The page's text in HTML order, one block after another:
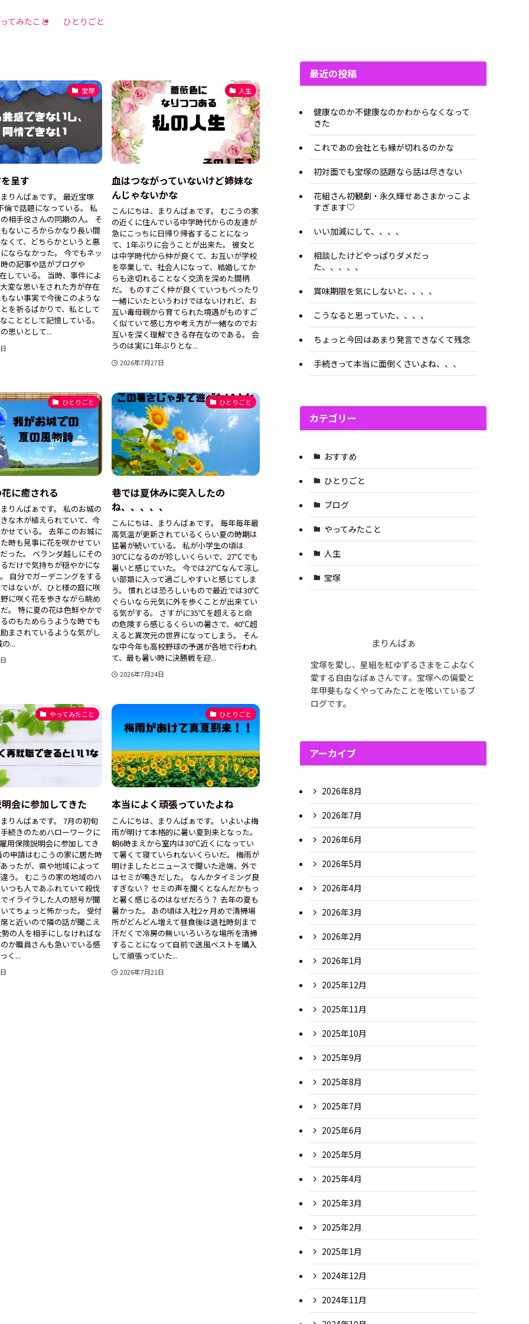
てみたこと ひとりごと
宝塚
呈す
りんばぁです。 最近宝塚
倫で話題になっている。 私
相手役さんの同期の人。 そ
ないころからかなり長い間
くて、どちらかというと悪
ならなかった。 今でもネッ
の記事や話がブログや
している。 当時、事件によ
変な思いをされた方が存在
ない事実で今後このような
を祈るばかりで、私として
こととして記憶している。
思いとして...
人生
血はつながっていないけど姉妹な
んじゃないかな
こんにちは、まりんばぁです。 むこうの家
の近くに住んでいる中学時代からの友達が
急にこっちに日帰り帰省することになっ
て、1年ぶりに会うことが出来た。 彼女と
は中学時代から仲が良くて、お互いが学校
を卒業して、社会人になって、結婚してか
らも途切れることなく交流を深めた間柄
だ。 ものすごく仲が良くていつもべったり
一緒にいたというわけではないけれど、お
互い毒母親から育てられた境遇がものすご
く似ていて感じ方や考え方が一緒なのでお
互いを深く理解できる存在なのである。 会
うのは実に1年ぶりとな...
2026年7月27日
ひとりごと
に癒される
りんばぁです。 私のお城の
な木が植えられていて、今
せている。 去年このお城に
時も見事に花を咲かせてい
った。 ベランダ越しにその
だけで気持ちが穏やかにな
自分でガーデニングをする
はないが、ひと様の庭に咲
に咲く花を歩きながら眺め
。 特に夏の花は色鮮やかで
のもためらうような時でも
まされているような気がし
...
ひとりごと
巷では夏休みに突入したの
ね、、、、、
こんにちは、まりんばぁです。 毎年毎年最
高気温が更新されているくらい夏の時期は
猛暑が続いている。 私が小学生の頃は
30℃になるのが珍しいくらいで、27℃でも
暑いと感じていた。 今では27℃なんて涼し
い部類に入って過ごしやすいと感じてしま
う。 慣れとは恐ろしいもので最近では30℃
ぐらいなら元気に外を歩くことが出来てい
る気がする。 さすがに35℃を超えると命
の危険すら感じるくらいの暑さで、40℃超
えると異次元の世界になってしまう。 そん
な中今年も高校野球の予選が各地で行われ
て、最も暑い時に決勝戦を迎...
2026年7月24日
やってみたこと
会に参加してきた
りんばぁです。 7月の初旬
続きのためハローワークに
用保険説明会に参加してき
申請はむこうの家に居た時
ったが、県や地域によって
う。 むこうの家の地域のハ
つも人であふれていて殺伐
イライラした人の怒号が聞
てちょっと怖かった。 受付
と近いので隣の話が聞こえ
の人を相手にしなければな
か職員さんも急いでいる感
く...
ひとりごと
本当によく頑張っていたよね
こんにちは、まりんばぁです。 いよいよ梅
雨が明けて本格的に暑い夏到来となった。
朝6時まえから室内は30℃近くになってい
て暑くて寝ていられないくらいだ。 梅雨が
明けましたとニュースで聞いた途端、外で
はセミが鳴きだした。 なんかタイミング良
すぎない？ セミの声を聞くとなんだかもっ
と暑く感じるのはなぜだろう？ 去年の夏も
暑かった。 あの頃は入社2ヶ月めで清掃場
所がどんどん増えて昼食後は退社時刻まで
汗だくで冷房の無いいろいろな場所を清掃
することになって自前で送風ベストを購入
して頑張っていた...
2026年7月21日
最近の投稿
健康なのか不健康なのかわからなくなって
きた
これであの会社とも縁が切れるのかな
初対面でも宝塚の話題なら話は尽きない
花組さん初観劇・永久輝せあさまかっこよ
すぎます♡
いい加減にして、、、、
相談したけどやっぱりダメだっ
た、、、、、
賞味期限を気にしないと、、、、
こうなると思っていた、、、、
ちょっと今回はあまり発言できなくて残念
手続きって本当に面倒くさいよね、、、
カテゴリー
おすすめ
ひとりごと
ブログ
やってみたこと
人生
宝塚
まりんばぁ
宝塚を愛し、星組を紅ゆずるさまをこよなく
愛する自由なばぁさんです。宝塚への偏愛と
年甲斐もなくやってみたことを呟いているブ
ログです。
アーカイブ
2026年8月
2026年7月
2026年6月
2026年5月
2026年4月
2026年3月
2026年2月
2026年1月
2025年12月
2025年11月
2025年10月
2025年9月
2025年8月
2025年7月
2025年6月
2025年5月
2025年4月
2025年3月
2025年2月
2025年1月
2024年12月
2024年11月